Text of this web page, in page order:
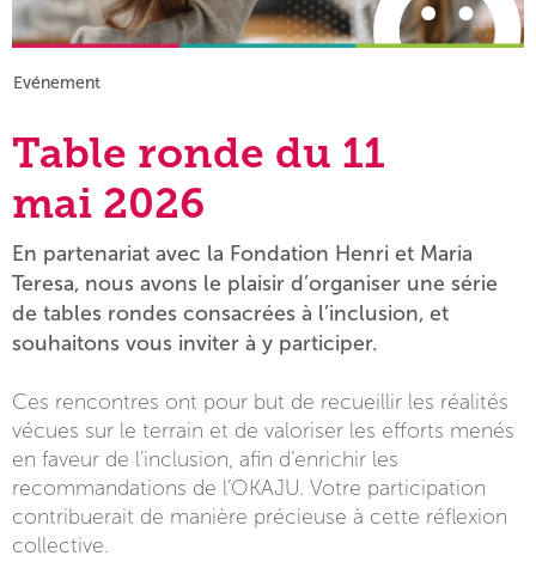
Evénement
Table ronde du 11
mai 2026
En partenariat avec la Fondation Henri et Maria
Teresa, nous avons le plaisir d’organiser une série
de tables rondes consacrées à l’inclusion, et
souhaitons vous inviter à y participer.
Ces rencontres ont pour but de recueillir les réalités
vécues sur le terrain et de valoriser les efforts menés
en faveur de l’inclusion, afin d’enrichir les
recommandations de l’OKAJU. Votre participation
contribuerait de manière précieuse à cette réflexion
collective.